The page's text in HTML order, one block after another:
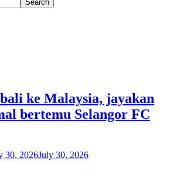
Search
ke Malaysia, jayakan
bertemu Selangor FC
30, 2026July 30, 2026